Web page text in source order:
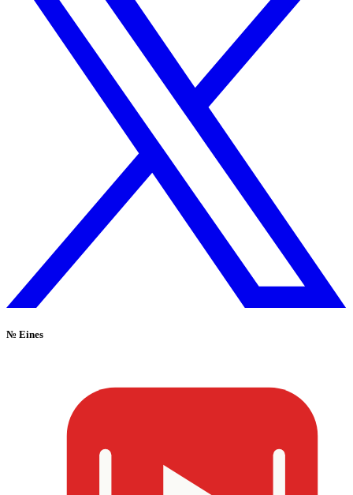
№ Eines